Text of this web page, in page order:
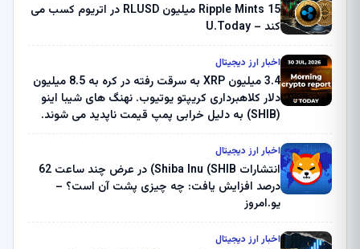
Ripple Mints 15 میلیون RLUSD در اتریوم کسب می
کند – U.Today
اخبار ارز دیجیتال
3.4 میلیون XRP به سرقت رفته در کره به 8.5 میلیون
دلار کلاهبرداری کریپتو یوتیوب. نهنگ های شیبا اینو
(SHIB) به دلیل خرابی پمپ قیمت ناپدید می شوند.
ثبت کرد – گزارش کریپتو صبح – U.Today
اخبار ارز دیجیتال
انتشارات Shiba Inu (SHIB) در عرض چند ساعت 62
درصد افزایش یافت: چه چیزی پشت آن است؟ –
یو.امروز
اخبار ارز دیجیتال